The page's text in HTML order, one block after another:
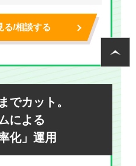
る/相談する
でカット。
による
化」運用